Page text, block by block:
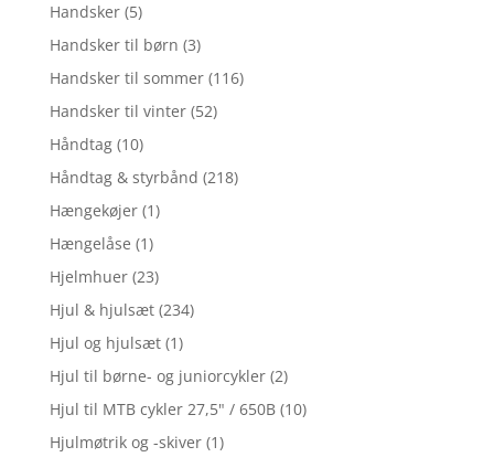
Handsker (5)
Handsker til børn (3)
Handsker til sommer (116)
Handsker til vinter (52)
Håndtag (10)
Håndtag & styrbånd (218)
Hængekøjer (1)
Hængelåse (1)
Hjelmhuer (23)
Hjul & hjulsæt (234)
Hjul og hjulsæt (1)
Hjul til børne- og juniorcykler (2)
Hjul til MTB cykler 27,5" / 650B (10)
Hjulmøtrik og -skiver (1)